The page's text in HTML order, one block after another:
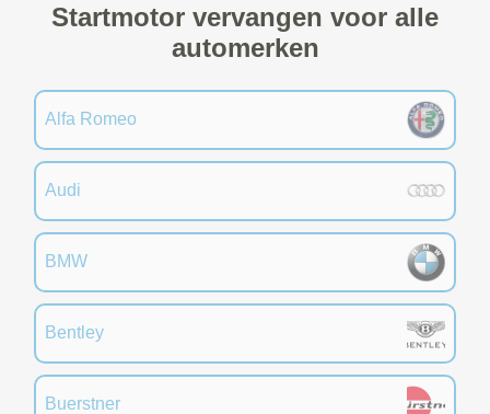
Startmotor vervangen voor alle
automerken
Alfa Romeo
Audi
BMW
Bentley
Buerstner